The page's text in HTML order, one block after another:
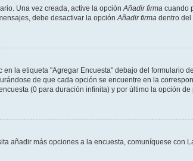
Una vez creada, active la opciónAñadir firma cuando
debe desactivar la opciónAñadir firma dentro del
la etiqueta "Agregar Encuesta" debajo del
de que cada opción se encuentre en la
(0 para duración infinita) y por último la opción
añadir más opciones a la encuesta, comuníquese con